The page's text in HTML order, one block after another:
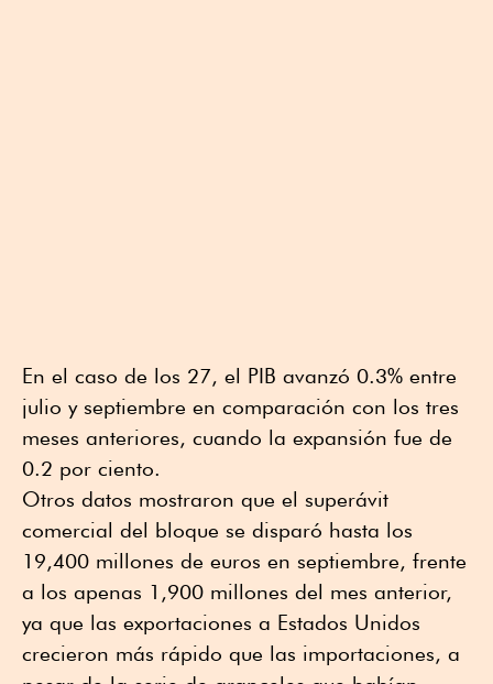
En el caso de los 27, el PIB avanzó 0.3% entre
julio y septiembre en comparación con los tres
meses anteriores, cuando la expansión fue de
0.2 por ciento.
Otros datos mostraron que el superávit
comercial del bloque se disparó hasta los
19,400 millones de euros en septiembre, frente
a los apenas 1,900 millones del mes anterior,
ya que las exportaciones a Estados Unidos
crecieron más rápido que las importaciones, a